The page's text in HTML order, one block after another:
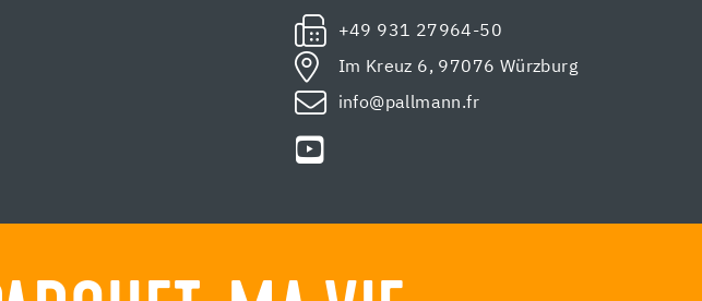
+49 931 27964-50
Im Kreuz 6, 97076 Würzburg
info@pallmann.fr